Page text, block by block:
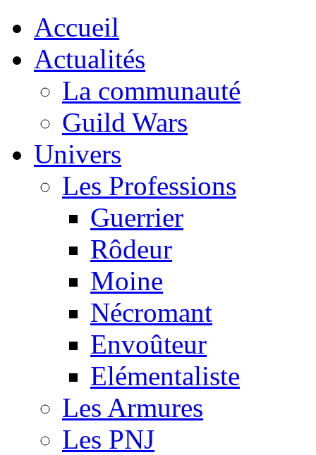
Accueil
Actualités
La communauté
Guild Wars
Univers
Les Professions
Guerrier
Rôdeur
Moine
Nécromant
Envoûteur
Elémentaliste
Les Armures
Les PNJ